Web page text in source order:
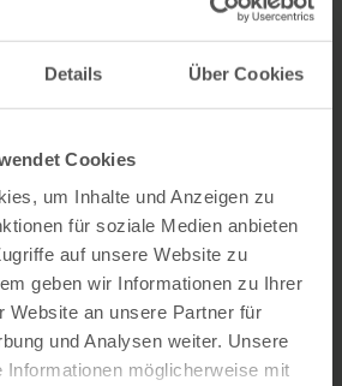
Details Über Cookies
Cookies
um Inhalte und Anzeigen zu
für soziale Medien anbieten
auf unsere Website zu
geben wir Informationen zu Ihrer
Website an unsere Partner für
und Analysen weiter. Unsere
Informationen möglicherweise mit